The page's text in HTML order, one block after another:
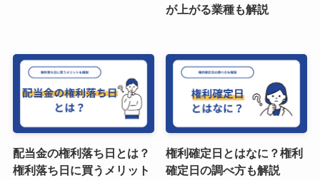
が上がる業種も解説
配当金の権利落ち日とは？
権利落ち日に買うメリット
権利確定日とはなに？権利
確定日の調べ方も解説